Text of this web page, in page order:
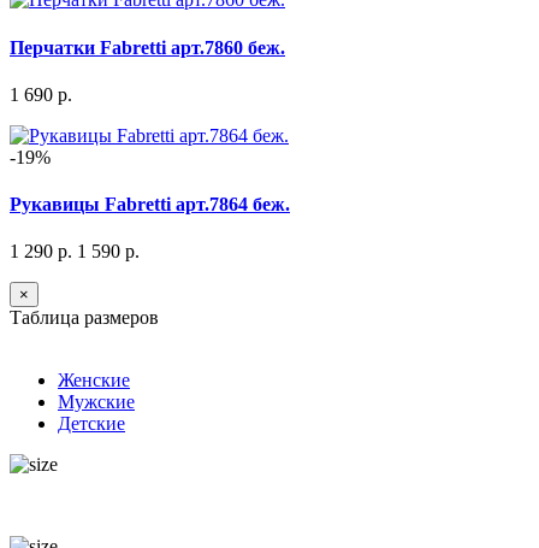
Перчатки Fabretti арт.7860 беж.
1 690 р.
-19%
Рукавицы Fabretti арт.7864 беж.
1 290 р. 1 590 р.
×
Таблица размеров
Женские
Мужские
Детские